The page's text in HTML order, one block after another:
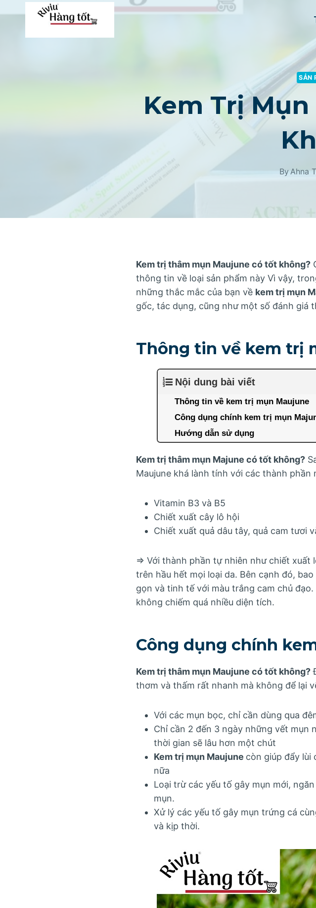
SẢN
Kem Trị
ByAhna
Kem trị thâm mụn Maujune có tốt không?
thông tin về loại sản phẩm này Vì vậy,
những thắc mắc của bạn về kem trị mụn
gốc, tác dụng, cũng như một số đánh giá
Thông tin về kem trị
Nội dung bài viết
Thông tin về kem trị mụn Maujune
Công dụng chính kem trị mụn
Hướng dẫn sử dụng
Kem trị thâm mụn Majune có tốt không?
Maujune khá lành tính với các thành phần
Vitamin B3 và B5
Chiết xuất cây lô hội
Chiết xuất quả dâu tây, quả cam tươi
=> Với thành phần tự nhiên như chiết
trên hầu hết mọi loại da. Bên cạnh đó,
gọn và tinh tế với màu trắng cam chủ
không chiếm quá nhiều diện tích.
Công dụng chính
Kem trị thâm mụn Maujune có tốt không?
thơm và thấm rất nhanh mà không để lại
Với các mụn bọc, chỉ cần dùng qua
Chỉ cần 2 đến 3 ngày những vết mụn
thời gian sẽ lâu hơn một chút
Kem trị mụn Maujune còn giúp đẩy lùi
nữa
Loại trừ các yếu tố gây mụn mới,
mụn.
Xử lý các yếu tố gây mụn trứng cá
và kịp thời.